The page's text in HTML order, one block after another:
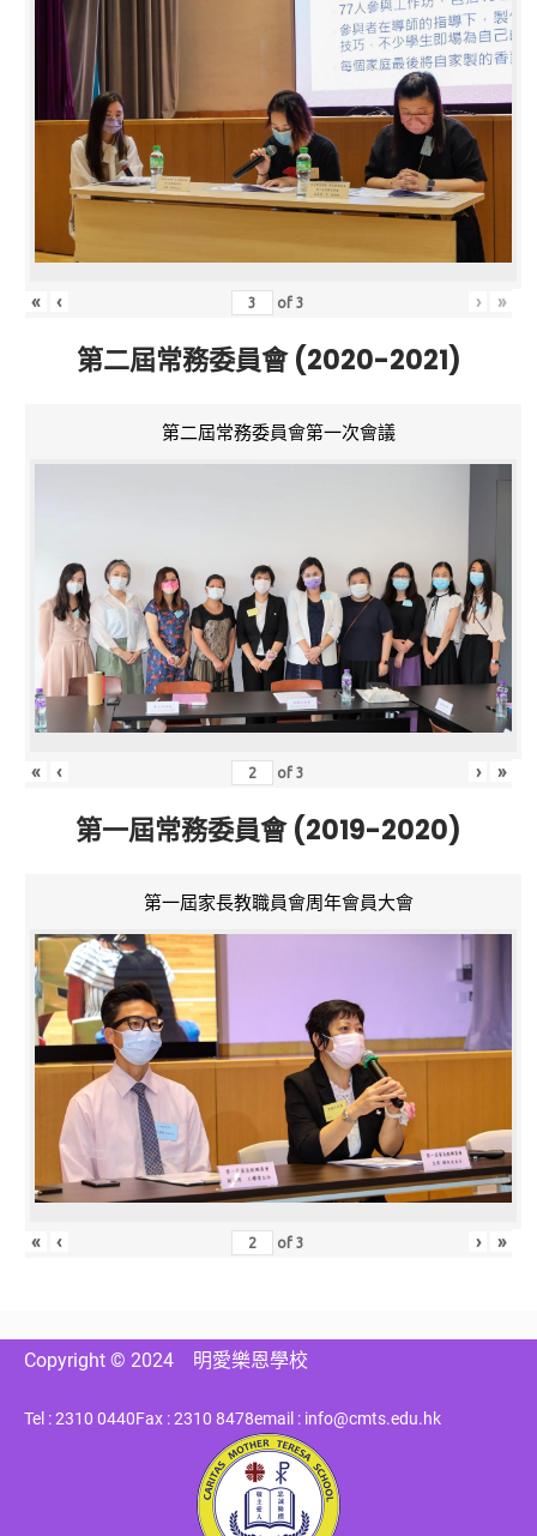
« ‹ of3 › »
第二屆常務委員會 (2020-2021)
第二屆常務委員會第一次會議
« ‹ of3 › »
第一屆常務委員會 (2019-2020)
第一屆家長教職員會周年會員大會
« ‹ of3 › »
Copyright © 2024 明愛樂恩學校
Tel : 2310 0440Fax : 2310 8478email : info@cmts.edu.hk